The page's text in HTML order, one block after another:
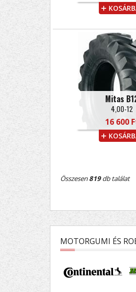
Mitas
4,00-12
16 600
Összesen819db találat
MOTORGUMI ÉS